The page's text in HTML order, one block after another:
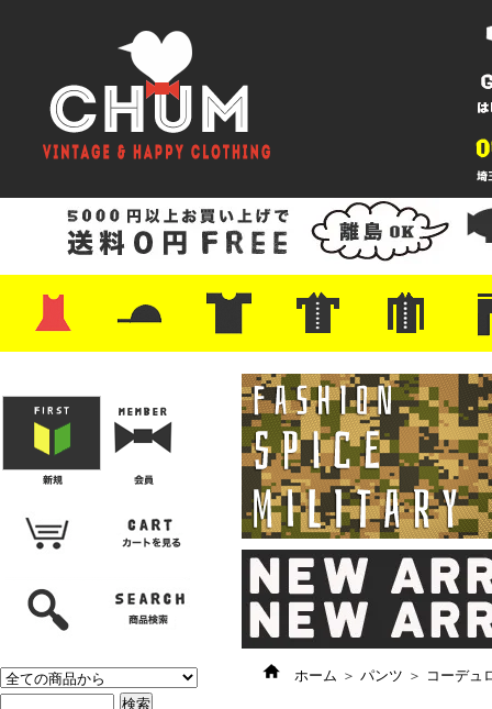
・レザーシューズ/スニーカー
・プリントTシャツ
・バンド/ツアー
・キャラクター
・Nike/adidas/スポーツ
・チャンピオン
・サーフ/スケート
・ボーダー/総柄/無地
・フットボール/リンガー
・タンクトップ/NBA・ポロシャツ
・半袖シャツ
・アロハ/サーフ/ボーリング
・ラルフ/ブランド
・無地/チェック/ストラ
・ワーク/ミリタリー/ウ
ン
・ネル/ウール ・ショ
・アウ
・ジー
・
・ミリ
・コー
・コッ
・オー
・ジャ
ン
ホーム ＞ パンツ ＞ コーデュ